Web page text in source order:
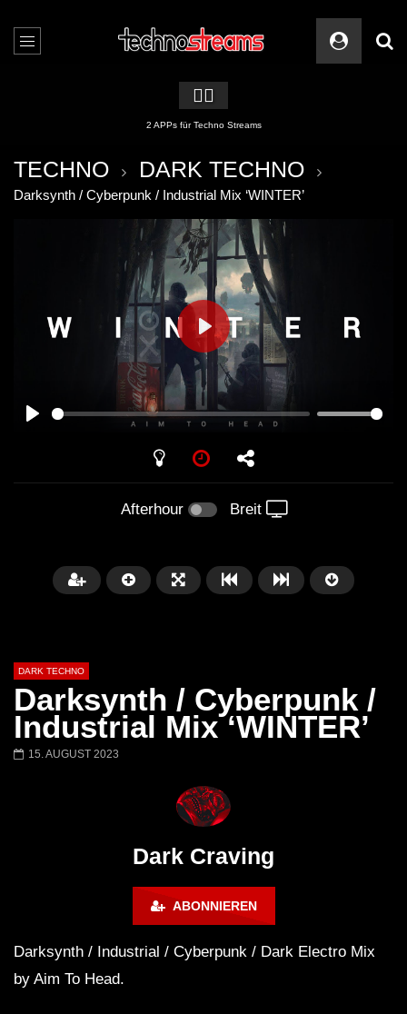
🏳️‍🌈
2 APPs für Techno Streams
TECHNO DARK TECHNO
Darksynth / Cyberpunk / Industrial Mix ‘WINTER’
PLAY
Afterhour Breit
FANTASM @ BLACKWORKS
DARK TECHNO
Darksynth / Cyberpunk /
Industrial Mix ‘WINTER’
15. AUGUST 2023
Dark Craving
ABONNIEREN
Darksynth / Industrial / Cyberpunk / Dark Electro Mix
by Aim To Head.